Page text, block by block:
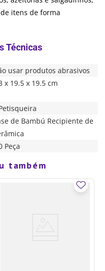
itens de forma
usar produtos abrasivos
x 19.5 x 19.5 cm
de Bambú Recipiente de
Peça
também